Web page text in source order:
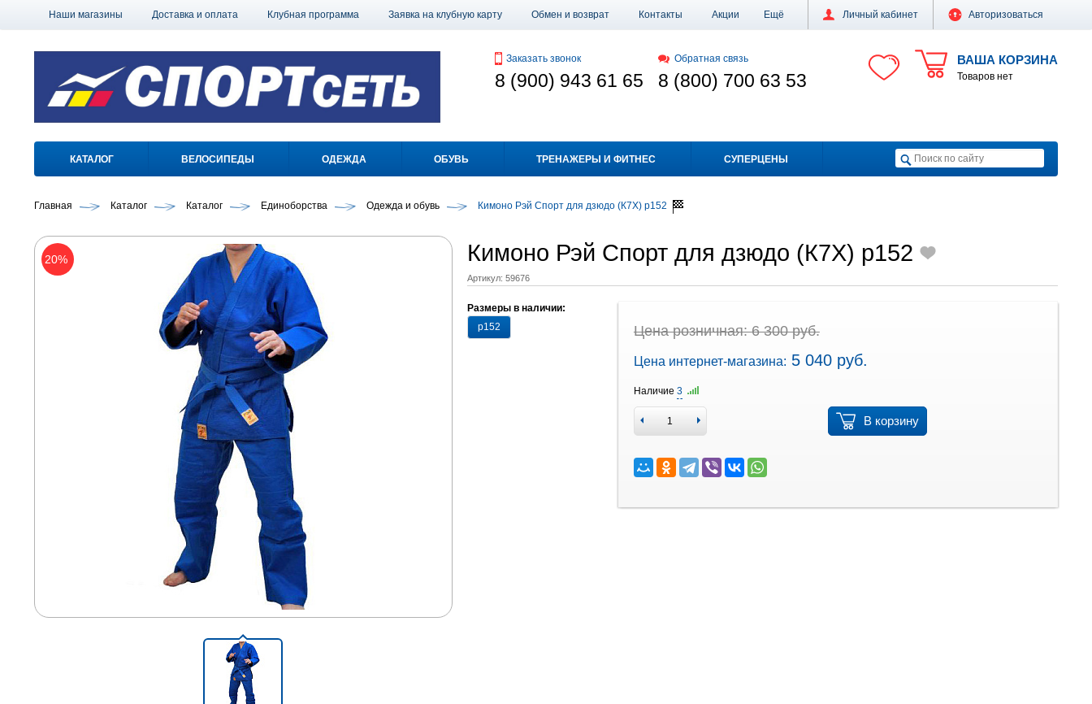
Личный кабинет Авторизоваться
Наши магазины Доставка и оплата Клубная программа Заявка на клубную карту Обмен и возврат Контакты Акции Ещё
ВАША КОРЗИНА
Товаров нет
Заказать звонок
8 (900) 943 61 65
Обратная связь
8 (800) 700 63 53
КАТАЛОГ ВЕЛОСИПЕДЫ ОДЕЖДА ОБУВЬ ТРЕНАЖЕРЫ И ФИТНЕС СУПЕРЦЕНЫ
Главная Каталог Каталог Единоборства Одежда и обувь Кимоно Рэй Спорт для дзюдо (К7Х) р152
Кимоно Рэй Спорт для дзюдо (К7Х) р152
Артикул: 59676
20%
Размеры в наличии:
р152
Цена розничная: 6 300 руб.
Цена интернет-магазина: 5 040 руб.
Наличие 3
В корзину